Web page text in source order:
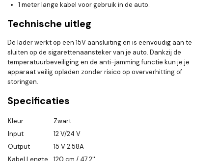
1 meter lange kabel voor gebruik in de auto.
Technische uitleg
De lader werkt op een 15V aansluiting en is eenvoudig aan te
sluiten op de sigarettenaansteker van je auto. Dankzij de
temperatuurbeveiliging en de anti-jamming functie kun je je
apparaat veilig opladen zonder risico op oververhitting of
storingen.
Specificaties
Kleur
Zwart
Input
12 V/24 V
Output
15 V 2.58A